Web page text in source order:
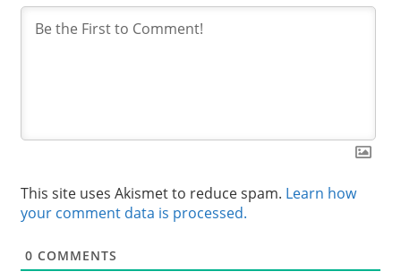
This site uses Akismet to reduce spam. Learn how
your comment data is processed.
0 COMMENTS